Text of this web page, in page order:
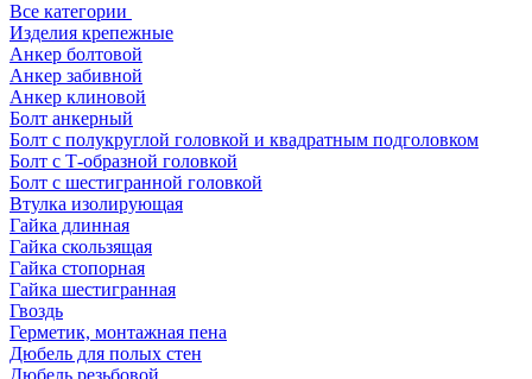
Все категории
Изделия крепежные
Анкер болтовой
Анкер забивной
Анкер клиновой
Болт анкерный
Болт с полукруглой головкой и квадратным подголовком
Болт с Т-образной головкой
Болт с шестигранной головкой
Втулка изолирующая
Гайка длинная
Гайка скользящая
Гайка стопорная
Гайка шестигранная
Гвоздь
Герметик, монтажная пена
Дюбель для полых стен
Дюбель резьбовой